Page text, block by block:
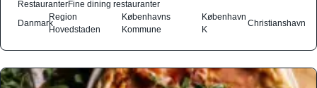
RestauranterFine dining restauranter
Danmark
Region
Hovedstaden
Københavns
Kommune
København
K
Christianshavn